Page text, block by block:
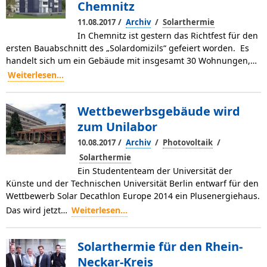
Chemnitz
11.08.2017 / Archiv / Solarthermie
In Chemnitz ist gestern das Richtfest für den
ersten Bauabschnitt des „Solardomizils“ gefeiert worden. Es
handelt sich um ein Gebäude mit insgesamt 30 Wohnungen,…
Weiterlesen...
Wettbewerbsgebäude wird
zum Unilabor
10.08.2017 / Archiv / Photovoltaik /
Solarthermie
Ein Studententeam der Universität der
Künste und der Technischen Universität Berlin entwarf für den
Wettbewerb Solar Decathlon Europe 2014 ein Plusenergiehaus.
Das wird jetzt… Weiterlesen...
Solarthermie für den Rhein-
Neckar-Kreis